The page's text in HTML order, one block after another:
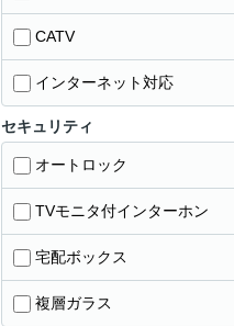
CATV
インターネット対応
セキュリティ
オートロック
TVモニタ付インターホン
宅配ボックス
複層ガラス